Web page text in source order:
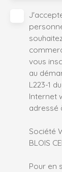
vous
au
L223-1
Internet
adressé
Société
BLOIS
Pour en